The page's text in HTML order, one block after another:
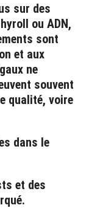
sur des
ou ADN,
sont
et aux
ne
souvent
qualité, voire
dans le
et des